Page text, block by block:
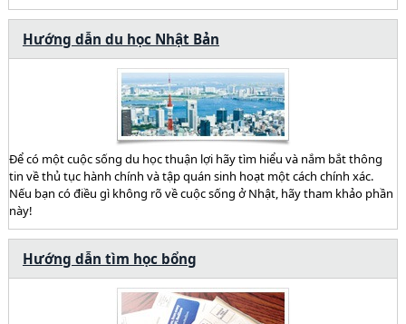
Hướng dẫn du học Nhật Bản
Để có một cuộc sống du học thuận lợi hãy tìm hiểu và nắm bắt thông
tin về thủ tục hành chính và tập quán sinh hoạt một cách chính xác.
Nếu bạn có điều gì không rõ về cuộc sống ở Nhật, hãy tham khảo phần
này!
Hướng dẫn tìm học bổng